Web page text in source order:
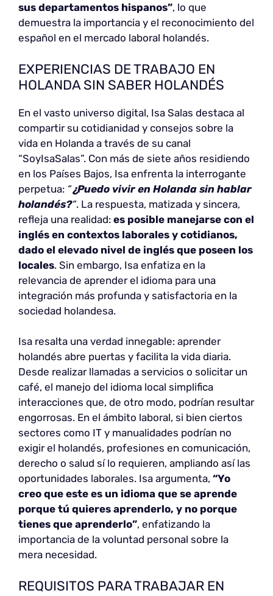
sus departamentos hispanos”, lo que
demuestra la importancia y el reconocimiento del
español en el mercado laboral holandés.
EXPERIENCIAS DE TRABAJO EN
HOLANDA SIN SABER HOLANDÉS
En el vasto universo digital, Isa Salas destaca al
compartir su cotidianidad y consejos sobre la
vida en Holanda a través de su canal
“SoyIsaSalas”. Con más de siete años residiendo
en los Países Bajos, Isa enfrenta la interrogante
perpetua: “¿Puedo vivir en Holanda sin hablar
holandés?“. La respuesta, matizada y sincera,
refleja una realidad: es posible manejarse con el
inglés en contextos laborales y cotidianos,
dado el elevado nivel de inglés que poseen los
locales. Sin embargo, Isa enfatiza en la
relevancia de aprender el idioma para una
integración más profunda y satisfactoria en la
sociedad holandesa.
Isa resalta una verdad innegable: aprender
holandés abre puertas y facilita la vida diaria.
Desde realizar llamadas a servicios o solicitar un
café, el manejo del idioma local simplifica
interacciones que, de otro modo, podrían resultar
engorrosas. En el ámbito laboral, si bien ciertos
sectores como IT y manualidades podrían no
exigir el holandés, profesiones en comunicación,
derecho o salud sí lo requieren, ampliando así las
oportunidades laborales. Isa argumenta, “Yo
creo que este es un idioma que se aprende
porque tú quieres aprenderlo, y no porque
tienes que aprenderlo”, enfatizando la
importancia de la voluntad personal sobre la
mera necesidad.
REQUISITOS PARA TRABAJAR EN